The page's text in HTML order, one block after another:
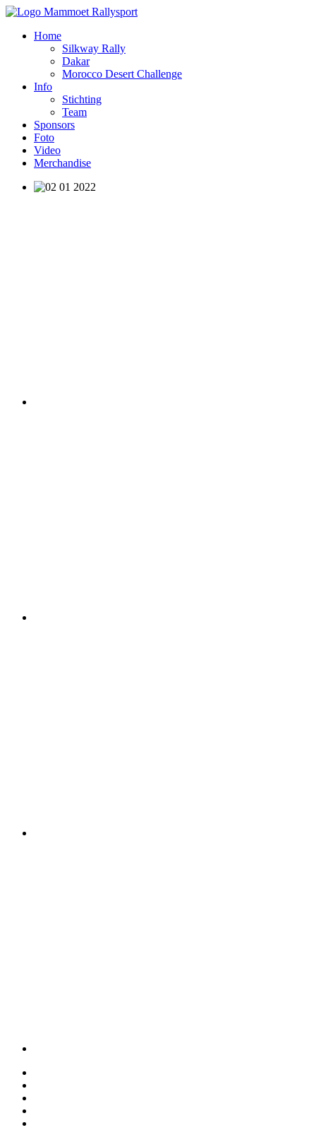
Home
Silkway Rally
Dakar
Morocco Desert Challenge
Info
Stichting
Team
Sponsors
Foto
Video
Merchandise